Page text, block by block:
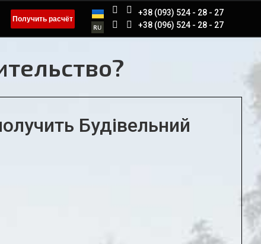
Получить расчёт
+38 (093) 524 - 28 - 27
+38 (096) 524 - 28 - 27
Будівельний